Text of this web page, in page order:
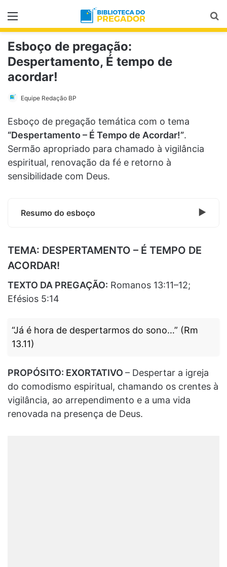
Menu
Esboço de pregação:
Despertamento, É tempo de
acordar!
Equipe Redação BP
Esboço de pregação temática com o tema
“Despertamento – É Tempo de Acordar!”.
Sermão apropriado para chamado à vigilância
espiritual, renovação da fé e retorno à
sensibilidade com Deus.
Resumo do esboço
TEMA: DESPERTAMENTO – É TEMPO DE
ACORDAR!
TEXTO DA PREGAÇÃO: Romanos 13:11–12;
Efésios 5:14
“Já é hora de despertarmos do sono…” (Rm
13.11)
PROPÓSITO: EXORTATIVO – Despertar a igreja
do comodismo espiritual, chamando os crentes à
vigilância, ao arrependimento e a uma vida
renovada na presença de Deus.